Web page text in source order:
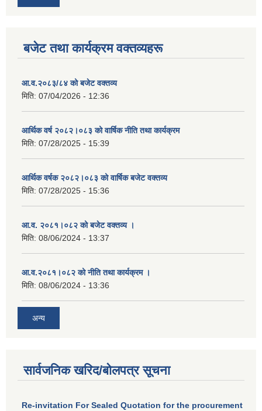
बजेट तथा कार्यक्रम वक्तव्यहरू
आ.व.२०८३/८४ को बजेट वक्तव्य
मिति: 07/04/2026 - 12:36
आर्थिक वर्ष २०८२।०८३ को वार्षिक नीति तथा कार्यक्रम
मिति: 07/28/2025 - 15:39
आर्थिक वर्षक २०८२।०८३ को वार्षिक बजेट वक्तव्य
मिति: 07/28/2025 - 15:36
आ.व. २०८१।०८२ को बजेट वक्तव्य ।
मिति: 08/06/2024 - 13:37
आ.व.२०८१।०८२ को नीति तथा कार्यक्रम ।
मिति: 08/06/2024 - 13:36
अन्य
सार्वजनिक खरिद/बोलपत्र सूचना
Re-invitation For Sealed Quotation for the procurement